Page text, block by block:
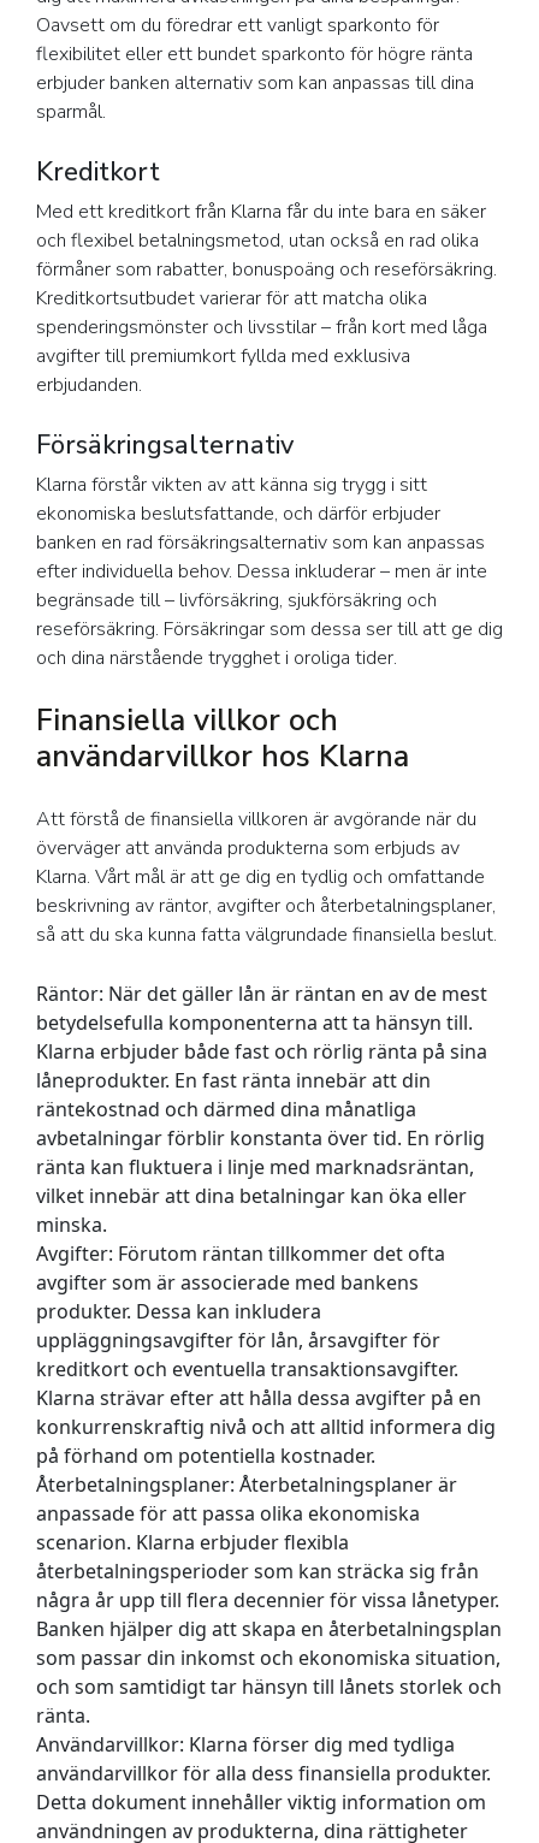
Oavsett om du föredrar ett vanligt sparkonto för
flexibilitet eller ett bundet sparkonto för högre ränta
erbjuder banken alternativ som kan anpassas till dina
sparmål.
Kreditkort
Med ett kreditkort från Klarna får du inte bara en säker
och flexibel betalningsmetod, utan också en rad olika
förmåner som rabatter, bonuspoäng och reseförsäkring.
Kreditkortsutbudet varierar för att matcha olika
spenderingsmönster och livsstilar – från kort med låga
avgifter till premiumkort fyllda med exklusiva
erbjudanden.
Försäkringsalternativ
Klarna förstår vikten av att känna sig trygg i sitt
ekonomiska beslutsfattande, och därför erbjuder
banken en rad försäkringsalternativ som kan anpassas
efter individuella behov. Dessa inkluderar – men är inte
begränsade till – livförsäkring, sjukförsäkring och
reseförsäkring. Försäkringar som dessa ser till att ge dig
och dina närstående trygghet i oroliga tider.
Finansiella villkor och
användarvillkor hos Klarna
Att förstå de finansiella villkoren är avgörande när du
överväger att använda produkterna som erbjuds av
Klarna. Vårt mål är att ge dig en tydlig och omfattande
beskrivning av räntor, avgifter och återbetalningsplaner,
så att du ska kunna fatta välgrundade finansiella beslut.
Räntor: När det gäller lån är räntan en av de mest
betydelsefulla komponenterna att ta hänsyn till.
Klarna erbjuder både fast och rörlig ränta på sina
låneprodukter. En fast ränta innebär att din
räntekostnad och därmed dina månatliga
avbetalningar förblir konstanta över tid. En rörlig
ränta kan fluktuera i linje med marknadsräntan,
vilket innebär att dina betalningar kan öka eller
minska.
Avgifter: Förutom räntan tillkommer det ofta
avgifter som är associerade med bankens
produkter. Dessa kan inkludera
uppläggningsavgifter för lån, årsavgifter för
kreditkort och eventuella transaktionsavgifter.
Klarna strävar efter att hålla dessa avgifter på en
konkurrenskraftig nivå och att alltid informera dig
på förhand om potentiella kostnader.
Återbetalningsplaner: Återbetalningsplaner är
anpassade för att passa olika ekonomiska
scenarion. Klarna erbjuder flexibla
återbetalningsperioder som kan sträcka sig från
några år upp till flera decennier för vissa lånetyper.
Banken hjälper dig att skapa en återbetalningsplan
som passar din inkomst och ekonomiska situation,
och som samtidigt tar hänsyn till lånets storlek och
ränta.
Användarvillkor: Klarna förser dig med tydliga
användarvillkor för alla dess finansiella produkter.
Detta dokument innehåller viktig information om
användningen av produkterna, dina rättigheter